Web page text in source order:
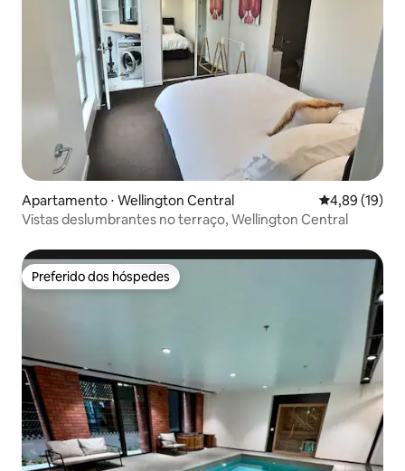
Apartamento ⋅ Wellington Central 4,89 de uma
4,89 (19)
Vistas deslumbrantes no terraço, Wellington Central
Preferido dos hóspedes
Preferido dos hóspedes